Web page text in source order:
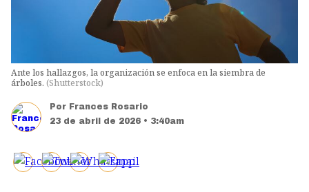
Ante los hallazgos, la organización se enfoca en la siembra de
árboles. (Shutterstock)
Por Frances Rosario
23 de abril de 2026 • 3:40am